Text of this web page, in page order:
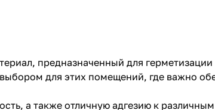
предназначенный для
для этих помещений, где важно
а также отличную адгезию к